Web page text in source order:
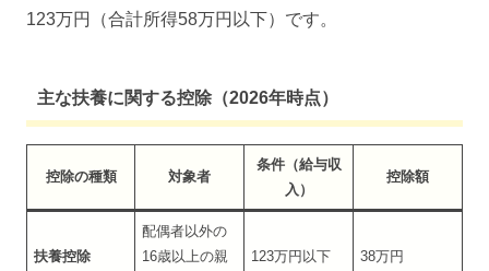
123万円（合計所得58万円以下）です。
主な扶養に関する控除（2026年時点）
控除の種類 対象者
条件（給与収
入）
控除額
扶養控除
配偶者以外の
16歳以上の親
123万円以下 38万円